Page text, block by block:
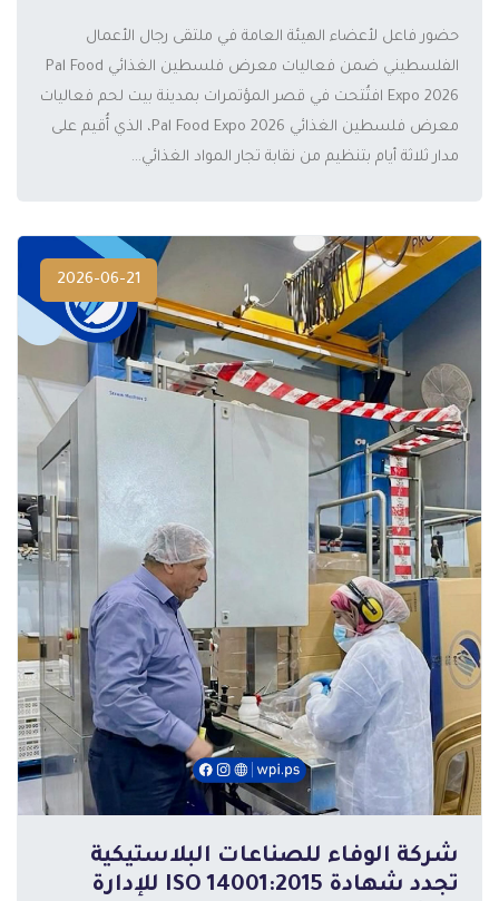
حضور فاعل لأعضاء الهيئة العامة في ملتقى رجال الأعمال
الفلسطيني ضمن فعاليات معرض فلسطين الغذائي Pal Food
Expo 2026 افتُتحت في قصر المؤتمرات بمدينة بيت لحم فعاليات
معرض فلسطين الغذائي Pal Food Expo 2026، الذي أُقيم على
مدار ثلاثة أيام بتنظيم من نقابة تجار المواد الغذائي...
2026-06-21
شركة الوفاء للصناعات البلاستيكية
تجدد شهادة ISO 14001:2015 للإدارة